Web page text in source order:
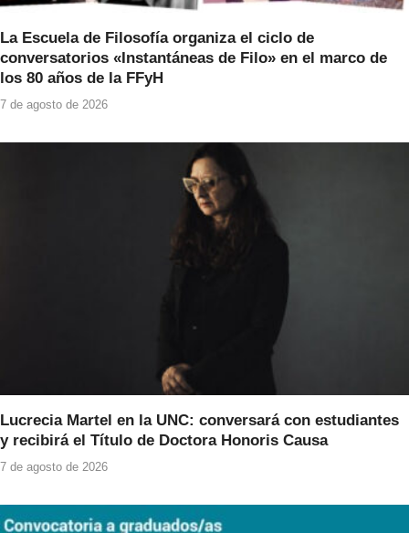
La Escuela de Filosofía organiza el ciclo de
conversatorios «Instantáneas de Filo» en el marco de
los 80 años de la FFyH
7 de agosto de 2026
Lucrecia Martel en la UNC: conversará con estudiantes
y recibirá el Título de Doctora Honoris Causa
7 de agosto de 2026